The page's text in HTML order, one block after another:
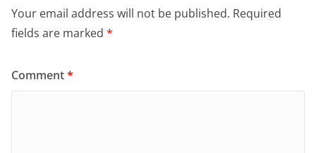
Your email address will not be published. Required
fields are marked *
Comment*